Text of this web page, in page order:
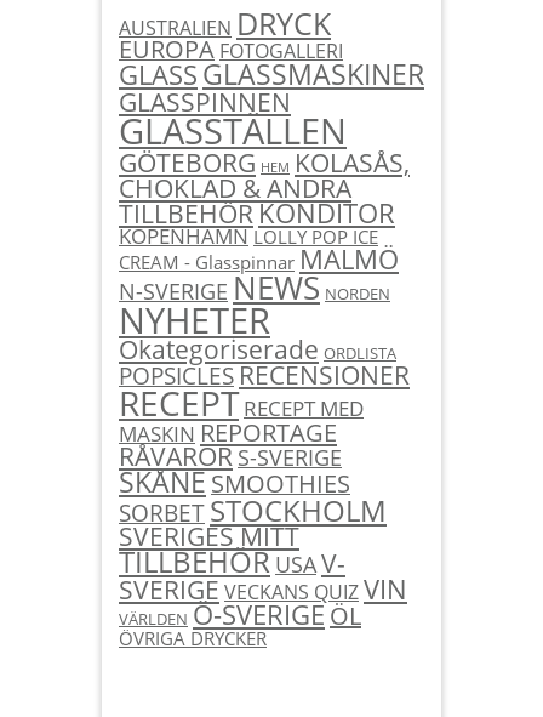
AUSTRALIEN DRYCK
EUROPA FOTOGALLERI
GLASSGLASSMASKINER
GLASSPINNEN
GLASSTÄLLEN
GÖTEBORG HEM KOLASÅS,
CHOKLAD & ANDRA
TILLBEHÖRKONDITOR
KÖPENHAMN LOLLY POP ICE
CREAM - Glasspinnar MALMÖ
N-SVERIGE NEWS NORDEN
NYHETER
Okategoriserade ORDLISTA
POPSICLESRECENSIONER
RECEPT RECEPT MED
MASKIN REPORTAGE
RÅVARORS-SVERIGE
SKÅNESMOOTHIES
SORBETSTOCKHOLM
SVERIGES MITT
TILLBEHÖR USAV-
SVERIGEVECKANS QUIZVIN
VÄRLDEN Ö-SVERIGEÖL
ÖVRIGA DRYCKER